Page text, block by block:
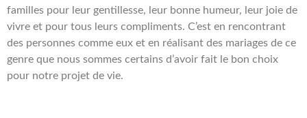
familles pour leur gentillesse, leur bonne humeur, leur joie de
vivre et pour tous leurs compliments. C’est en rencontrant
des personnes comme eux et en réalisant des mariages de ce
genre que nous sommes certains d’avoir fait le bon choix
pour notre projet de vie.